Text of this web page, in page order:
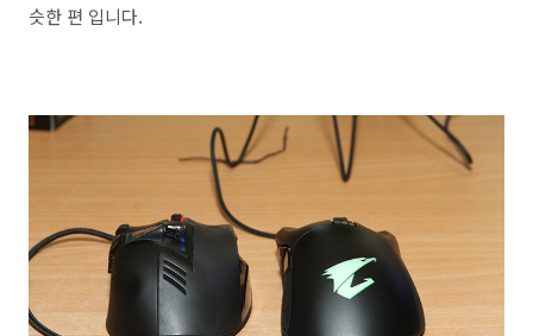
슷한 편 입니다.